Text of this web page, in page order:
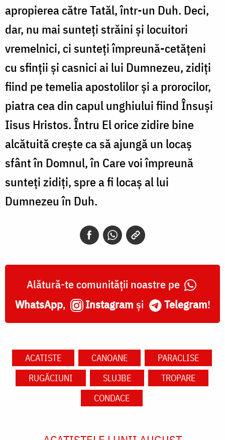
apropierea către Tatăl, într-un Duh. Deci,
dar, nu mai sunteți străini și locuitori
vremelnici, ci sunteți împreună-cetățeni
cu sfinții și casnici ai lui Dumnezeu, zidiți
fiind pe temelia apostolilor și a prorocilor,
piatra cea din capul unghiului fiind Însuși
Iisus Hristos. Întru El orice zidire bine
alcătuită crește ca să ajungă un locaș
sfânt în Domnul, în Care voi împreună
sunteți zidiți, spre a fi locaș al lui
Dumnezeu în Duh.
Alătură-te comunității noastre pe
WhatsApp, Instagram și Telegram!
ACATISTE CANOANE
PARACLISE
RUGĂCIUNI
SLUJBE
TROPARE
CONDACE